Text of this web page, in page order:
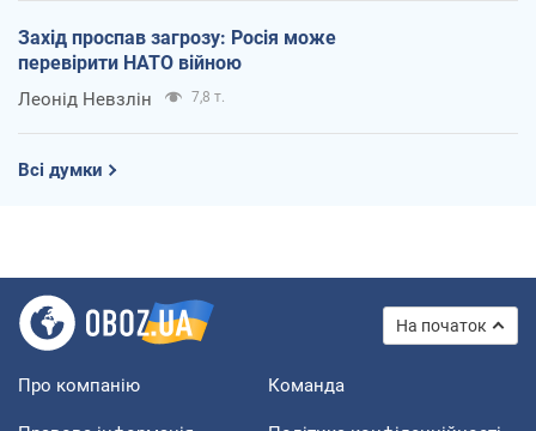
Захід проспав загрозу: Росія може
перевірити НАТО війною
Леонід Невзлін 7,8 т.
Всі думки
На початок
Про компанію Команда